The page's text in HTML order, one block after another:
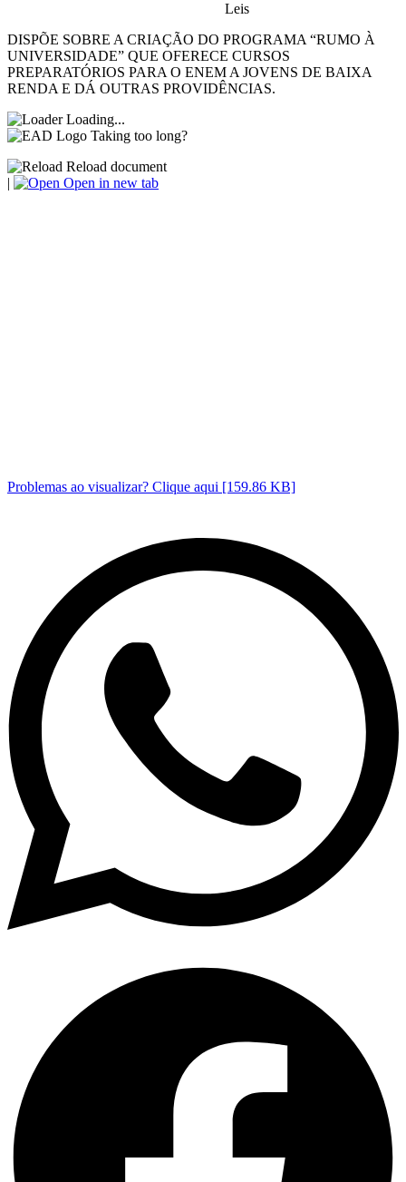
Leis
DISPÕE SOBRE A CRIAÇÃO DO PROGRAMA “RUMO À
UNIVERSIDADE” QUE OFERECE CURSOS
PREPARATÓRIOS PARA O ENEM A JOVENS DE BAIXA
RENDA E DÁ OUTRAS PROVIDÊNCIAS.
Loading...
Taking too long?
Reload document
|
Open in new tab
Problemas ao visualizar? Clique aqui [159.86 KB]